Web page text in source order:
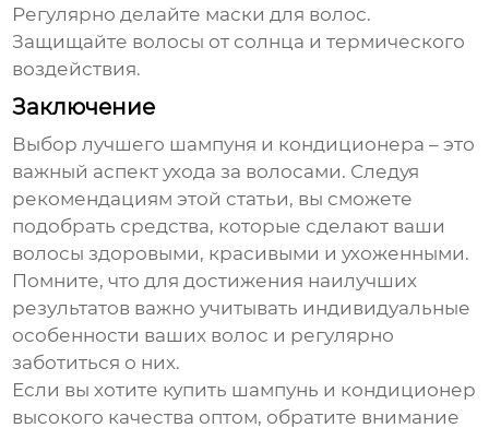
Регулярно делайте маски для волос.
Защищайте волосы от солнца и термического
воздействия.
Заключение
Выборлучшего шампуня и кондиционера – это
важный аспект ухода за волосами. Следуя
рекомендациям этой статьи, вы сможете
подобрать средства, которые сделают ваши
волосы здоровыми, красивыми и ухоженными.
Помните, что для достижения наилучших
результатов важно учитывать индивидуальные
особенности ваших волос и регулярно
заботиться о них.
Если вы хотите купить шампунь и кондиционер
высокого качества оптом, обратите внимание